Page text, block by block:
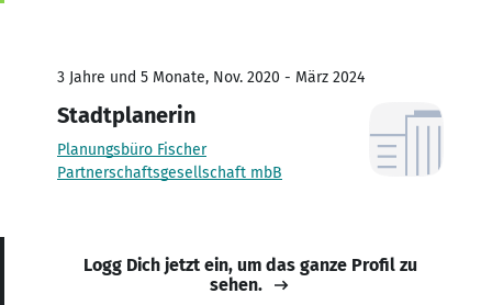
3 Jahre und 5 Monate, Nov. 2020 - März 2024
Stadtplanerin
Planungsbüro Fischer
Partnerschaftsgesellschaft mbB
Logg Dich jetzt ein, um das ganze Profil zu
sehen.